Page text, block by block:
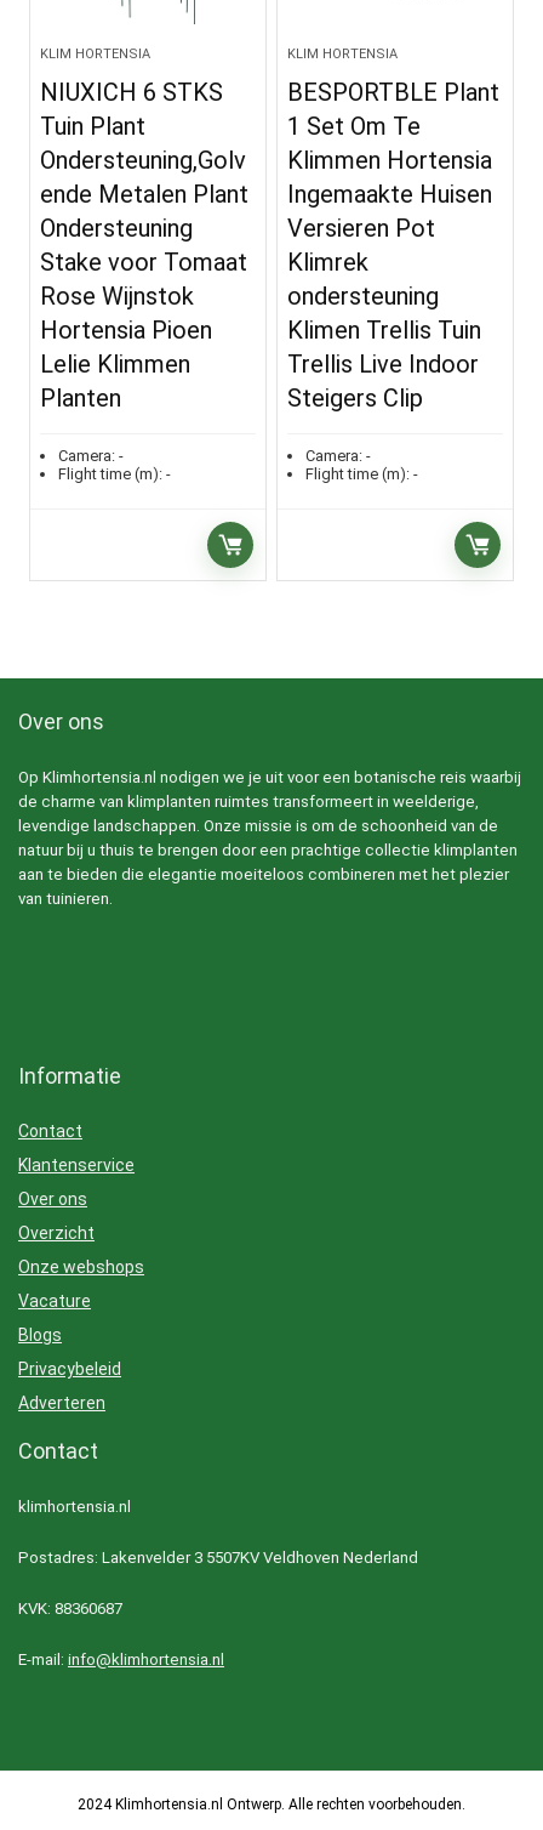
KLIM HORTENSIA
NIUXICH 6 STKS
Tuin Plant
Ondersteuning,Golv
ende Metalen Plant
Ondersteuning
Stake voor Tomaat
Rose Wijnstok
Hortensia Pioen
Lelie Klimmen
Planten
Camera: -
Flight time (m): -
KLIM HORTENSIA
BESPORTBLE Plant
1 Set Om Te
Klimmen Hortensia
Ingemaakte Huisen
Versieren Pot
Klimrek
ondersteuning
Klimen Trellis Tuin
Trellis Live Indoor
Steigers Clip
Camera: -
Flight time (m): -
Over ons
Op Klimhortensia.nl nodigen we je uit voor een botanische reis waarbij
de charme van klimplanten ruimtes transformeert in weelderige,
levendige landschappen. Onze missie is om de schoonheid van de
natuur bij u thuis te brengen door een prachtige collectie klimplanten
aan te bieden die elegantie moeiteloos combineren met het plezier
van tuinieren.
Informatie
Contact
Klantenservice
Over ons
Overzicht
Onze webshops
Vacature
Blogs
Privacybeleid
Adverteren
Contact
klimhortensia.nl
Postadres: Lakenvelder 3 5507KV Veldhoven Nederland
KVK: 88360687
E-mail: info@klimhortensia.nl
2024 Klimhortensia.nl Ontwerp. Alle rechten voorbehouden.